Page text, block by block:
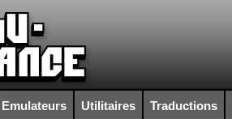
Emulateurs Utilitaires Traductions